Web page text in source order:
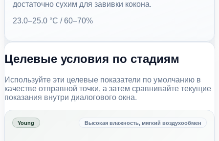
достаточно сухим для завивки кокона.
23.0–25.0 °C / 60–70%
Целевые условия по стадиям
Используйте эти целевые показатели по умолчанию в
качестве отправной точки, а затем сравнивайте текущие
показания внутри диалогового окна.
Young Высокая влажность, мягкий воздухообмен